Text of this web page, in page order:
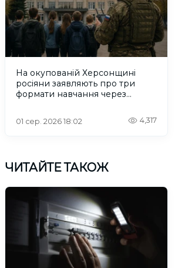
На окупованій Херсонщині
росіяни заявляють про три
формати навчання через
01 сер. 2026 18:02 4,317
ЧИТАЙТЕ ТАКОЖ